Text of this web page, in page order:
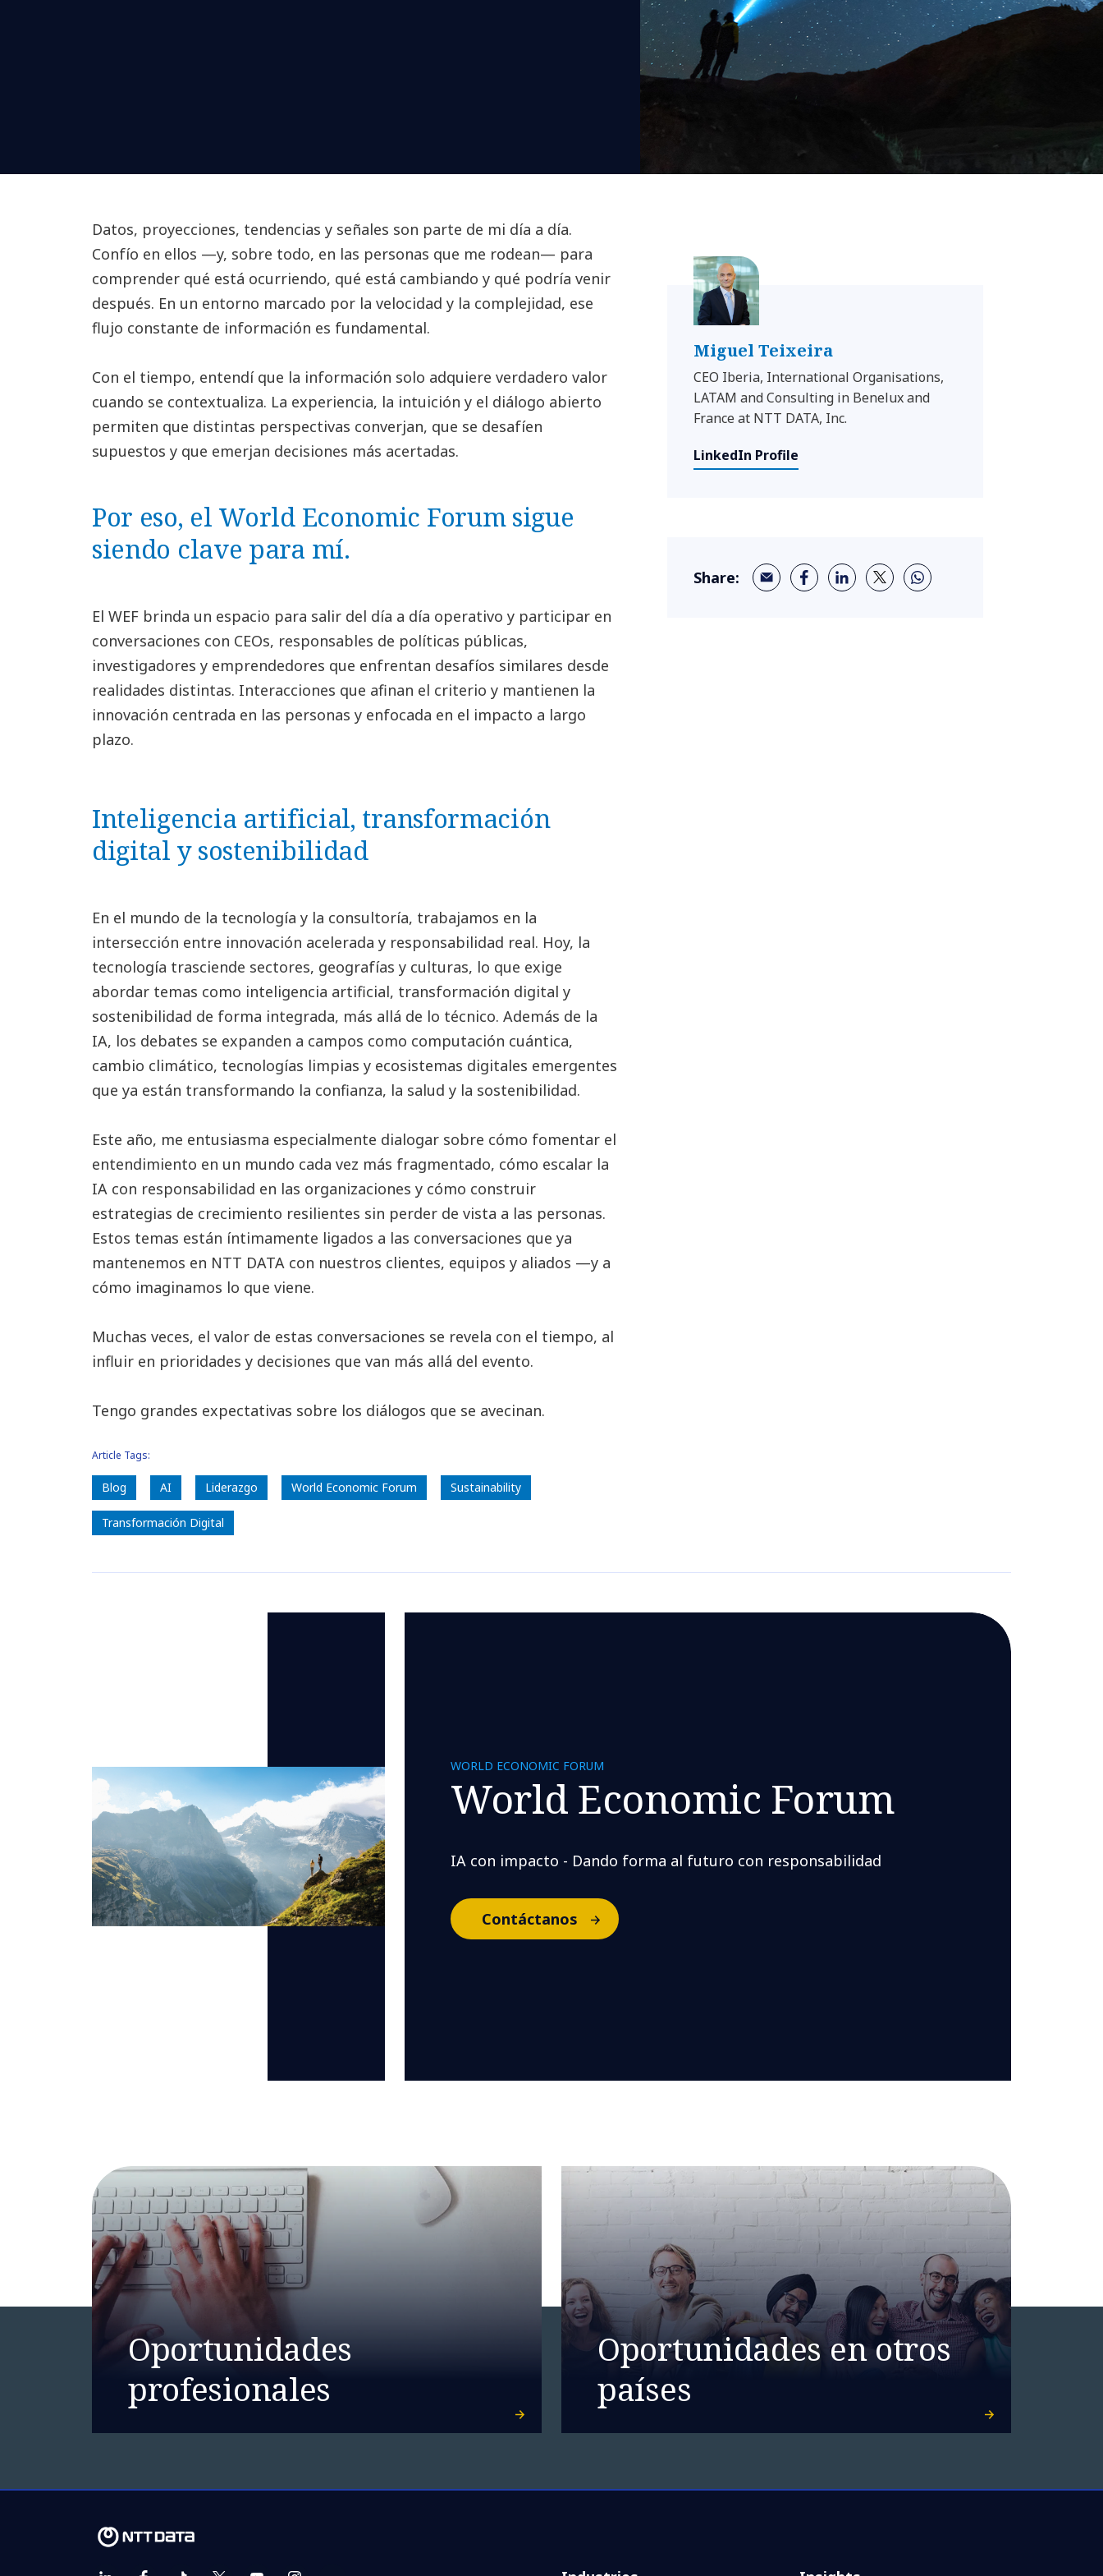
Datos, proyecciones, tendencias y señales son parte de mi día a día.
Confío en ellos —y, sobre todo, en las personas que me rodean— para
comprender qué está ocurriendo, qué está cambiando y qué podría venir
después. En un entorno marcado por la velocidad y la complejidad, ese
flujo constante de información es fundamental.
Con el tiempo, entendí que la información solo adquiere verdadero valor
cuando se contextualiza. La experiencia, la intuición y el diálogo abierto
permiten que distintas perspectivas converjan, que se desafíen
supuestos y que emerjan decisiones más acertadas.
Por eso, el World Economic Forum sigue
siendo clave para mí.
El WEF brinda un espacio para salir del día a día operativo y participar en
conversaciones con CEOs, responsables de políticas públicas,
investigadores y emprendedores que enfrentan desafíos similares desde
realidades distintas. Interacciones que afinan el criterio y mantienen la
innovación centrada en las personas y enfocada en el impacto a largo
plazo.
Inteligencia artificial, transformación
digital y sostenibilidad
En el mundo de la tecnología y la consultoría, trabajamos en la
intersección entre innovación acelerada y responsabilidad real. Hoy, la
tecnología trasciende sectores, geografías y culturas, lo que exige
abordar temas como inteligencia artificial, transformación digital y
sostenibilidad de forma integrada, más allá de lo técnico. Además de la
IA, los debates se expanden a campos como computación cuántica,
cambio climático, tecnologías limpias y ecosistemas digitales emergentes
que ya están transformando la confianza, la salud y la sostenibilidad.
Este año, me entusiasma especialmente dialogar sobre cómo fomentar el
entendimiento en un mundo cada vez más fragmentado, cómo escalar la
IA con responsabilidad en las organizaciones y cómo construir
estrategias de crecimiento resilientes sin perder de vista a las personas.
Estos temas están íntimamente ligados a las conversaciones que ya
mantenemos en NTT DATA con nuestros clientes, equipos y aliados —y a
cómo imaginamos lo que viene.
Muchas veces, el valor de estas conversaciones se revela con el tiempo, al
influir en prioridades y decisiones que van más allá del evento.
Tengo grandes expectativas sobre los diálogos que se avecinan.
Article Tags:
Blog AI Liderazgo World Economic Forum Sustainability
Transformación Digital
Miguel Teixeira
CEO Iberia, International Organisations,
LATAM and Consulting in Benelux and
France at NTT DATA, Inc.
LinkedIn Profile
Share:
WORLD ECONOMIC FORUM
World Economic Forum
IA con impacto - Dando forma al futuro con responsabilidad
Contáctanos
Oportunidades
profesionales
Oportunidades en otros
países